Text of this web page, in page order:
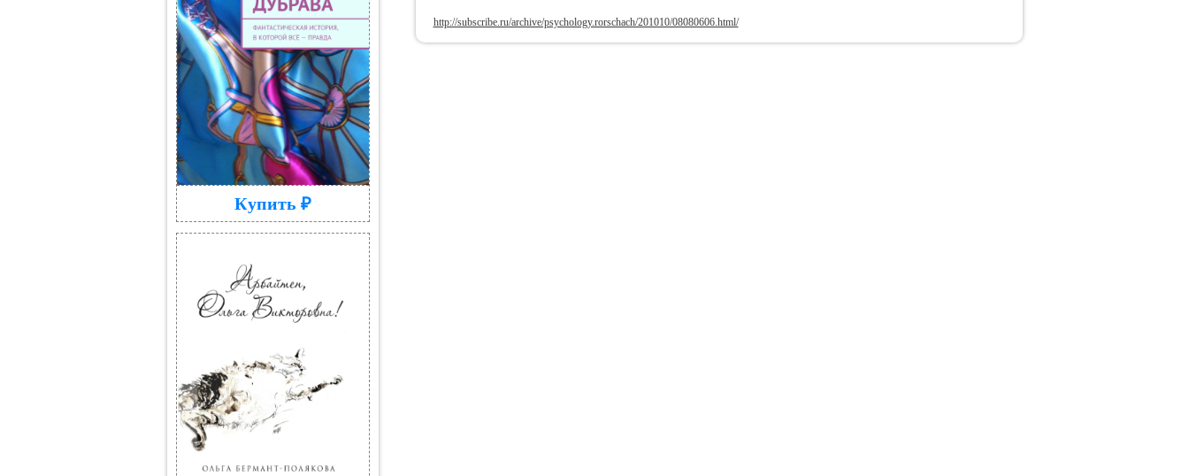
Купить ₽
http://subscribe.ru/archive/psychology.rorschach/201010/08080606.html/